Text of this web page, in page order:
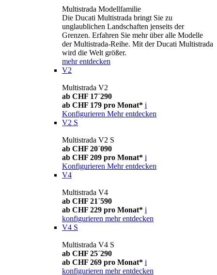
Multistrada Modellfamilie
Die Ducati Multistrada bringt Sie zu
unglaublichen Landschaften jenseits der
Grenzen. Erfahren Sie mehr über alle Modelle
der Multistrada-Reihe. Mit der Ducati Multistrada
wird die Welt größer.
mehr entdecken
V2
Multistrada V2
ab CHF 17´290
ab CHF 179 pro Monat* i
Konfigurieren Mehr entdecken
V2 S
Multistrada V2 S
ab CHF 20´090
ab CHF 209 pro Monat* i
Konfigurieren Mehr entdecken
V4
Multistrada V4
ab CHF 21´590
ab CHF 229 pro Monat* i
konfigurieren mehr entdecken
V4 S
Multistrada V4 S
ab CHF 25´290
ab CHF 269 pro Monat* i
konfigurieren mehr entdecken